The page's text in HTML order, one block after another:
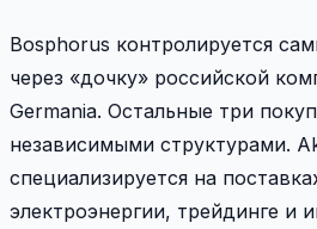
Bosphorus контролируется
через «дочку» российской
Germania. Остальные три
независимыми структурами.
специализируется на
электроэнергии, трейдинге и